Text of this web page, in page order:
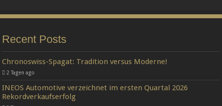
Recent Posts
Chronoswiss-Spagat: Tradition versus Moderne!
2 Tagen ago
INEOS Automotive verzeichnet im ersten Quartal 2026
Rekordverkaufserfolg